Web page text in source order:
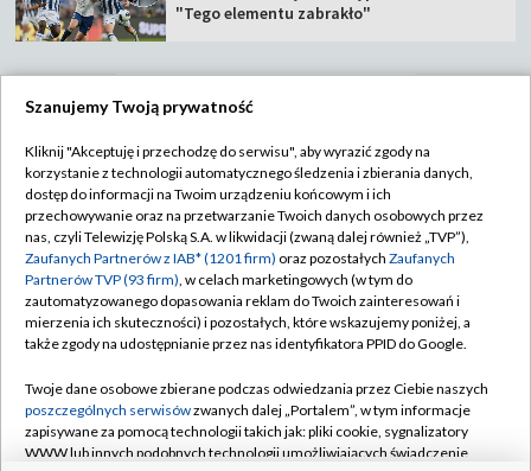
"Tego elementu zabrakło"
Abonament TVP
Sklep TVP
Biuro Reklamy
Oferta Handlowa
Telegazeta ogłoszenia
Rada Programowa
Ogłoszenia przetargowe
Regulamin TVP
Polityka prywatności
Moje zgody
Biuro reklamy
Kontakt
Kanały
©2026 Telewizja Polska Spółka Akcyjna w likwidacji
Szanujemy Twoją prywatność
Kliknij "Akceptuję i przechodzę do serwisu", aby wyrazić zgody na
korzystanie z technologii automatycznego śledzenia i zbierania danych,
dostęp do informacji na Twoim urządzeniu końcowym i ich
przechowywanie oraz na przetwarzanie Twoich danych osobowych przez
nas, czyli Telewizję Polską S.A. w likwidacji (zwaną dalej również „TVP”),
Zaufanych Partnerów z IAB* (1201 firm) oraz pozostałych Zaufanych
Partnerów TVP (93 firm), w celach marketingowych (w tym do
zautomatyzowanego dopasowania reklam do Twoich zainteresowań i
mierzenia ich skuteczności) i pozostałych, które wskazujemy poniżej, a
także zgody na udostępnianie przez nas identyfikatora PPID do Google.
Twoje dane osobowe zbierane podczas odwiedzania przez Ciebie naszych
poszczególnych serwisówzwanych dalej „Portalem”, w tym informacje
zapisywane za pomocą technologii takich jak: pliki cookie, sygnalizatory
WWW lub innych podobnych technologii umożliwiających świadczenie